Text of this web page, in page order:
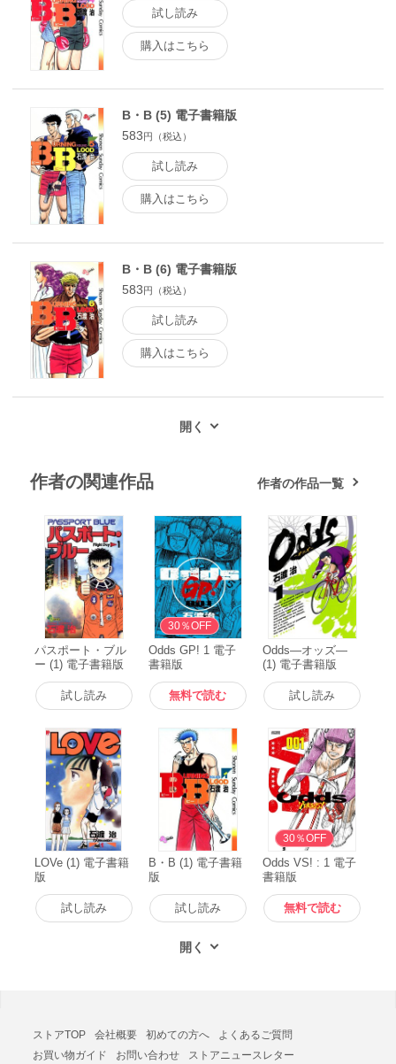
試し読み
購入はこちら
B・B (5) 電子書籍版
583 円（税込）
試し読み
購入はこちら
B・B (6) 電子書籍版
583 円（税込）
試し読み
購入はこちら
作者の関連作品 作者の作品一覧
パスポート・ブル
ー (1) 電子書籍版
試し読み
無料
30％OFF
Odds GP! 1 電子
書籍版
無料で読む
Odds―オッズ―
(1) 電子書籍版
試し読み
LOVe (1) 電子書籍
版
試し読み
B・B (1) 電子書籍
版
試し読み
無料
30％OFF
Odds VS! : 1 電子
書籍版
無料で読む
ストアTOP 会社概要 初めての方へ
よくあるご質問
お買い物ガイド
お問い合わせ ストアニュースレター